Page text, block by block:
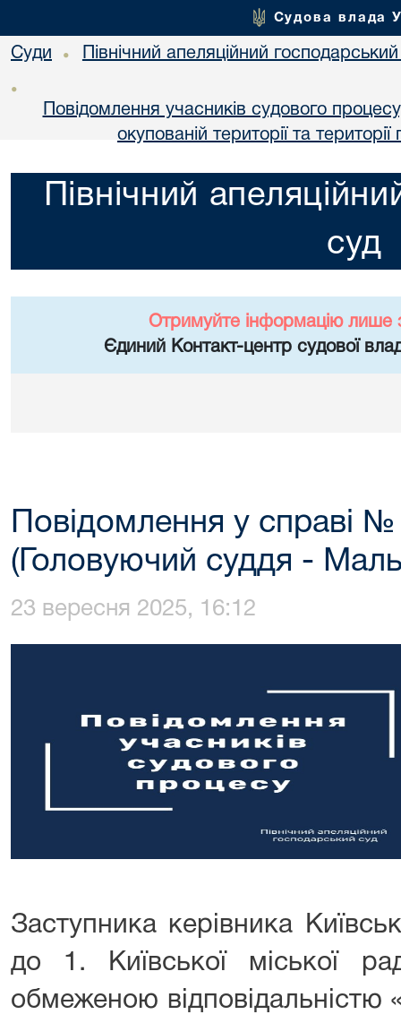
Судова влада
Суди • Північний апеляційний
•
Повідомлення учасників судового
окупованій території та
Північний
суд
Отримуйте інформацію лише
Єдиний Контакт-центр судової
Повідомлення у справі
(Головуючий суддя -
23 вересня 2025, 16:12
Заступника керівника
до 1. Київської міської
обмеженою відповідальністю